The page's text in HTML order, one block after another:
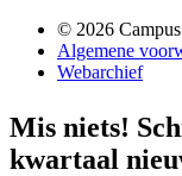
© 2026
Algemene
Webarchief
Mis niets!
kwartaal